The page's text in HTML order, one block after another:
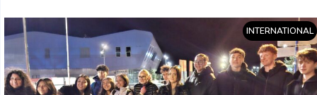
INTERNATIONAL